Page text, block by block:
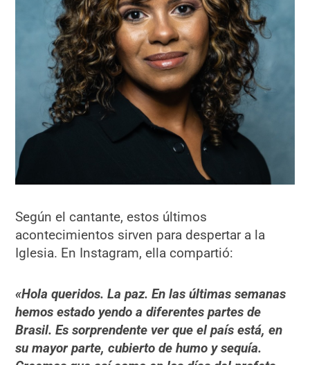
Según el cantante, estos últimos
acontecimientos sirven para despertar a la
Iglesia. En Instagram, ella compartió:
«Hola queridos. La paz. En las últimas semanas
hemos estado yendo a diferentes partes de
Brasil. Es sorprendente ver que el país está, en
su mayor parte, cubierto de humo y sequía.